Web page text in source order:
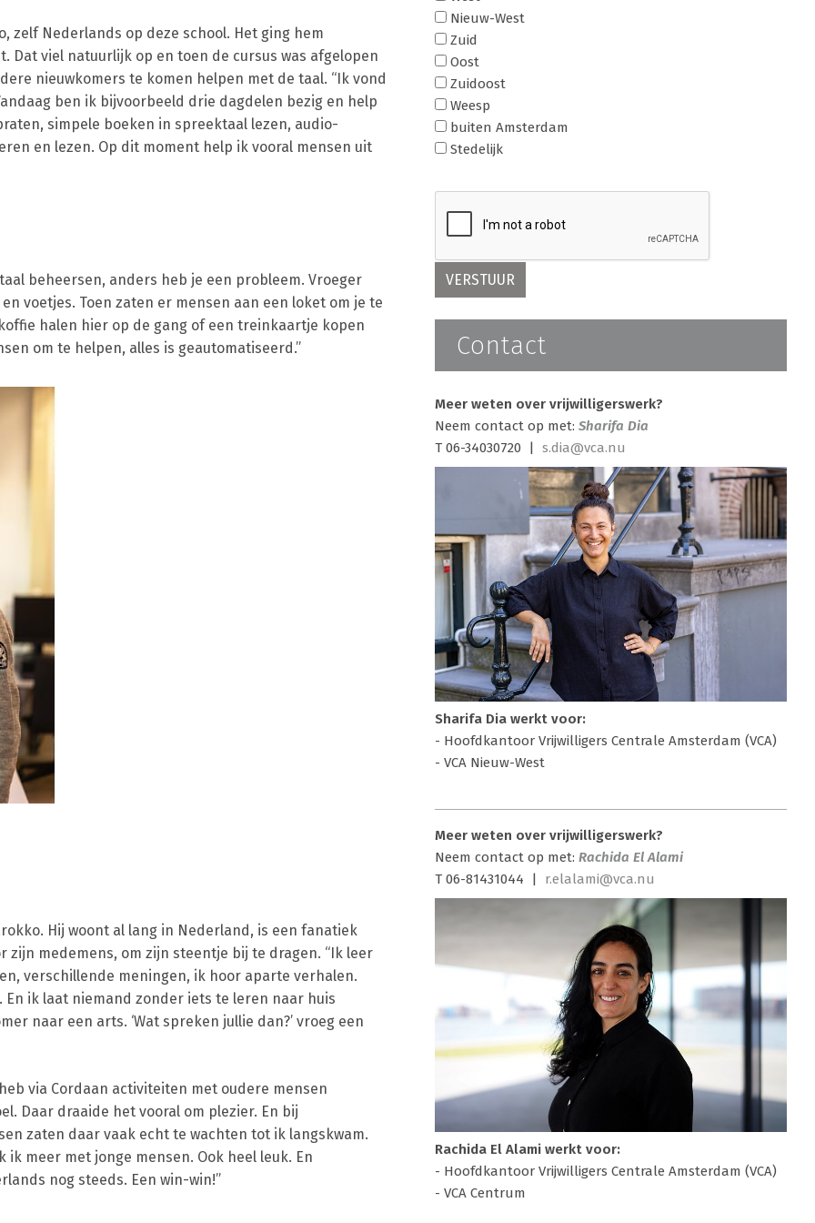
zelf Nederlands op deze school. Het ging hem
viel natuurlijk op en toen de cursus was afgelopen
nieuwkomers te komen helpen met de taal. “Ik vond
ben ik bijvoorbeeld drie dagdelen bezig en help
simpele boeken in spreektaal lezen, audio-
en lezen. Op dit moment help ik vooral mensen uit
beheersen, anders heb je een probleem. Vroeger
voetjes. Toen zaten er mensen aan een loket om je te
halen hier op de gang of een treinkaartje kopen
om te helpen, alles is geautomatiseerd.”
Hij woont al lang in Nederland, is een fanatiek
medemens, om zijn steentje bij te dragen. “Ik leer
verschillende meningen, ik hoor aparte verhalen.
ik laat niemand zonder iets te leren naar huis
naar een arts. ‘Wat spreken jullie dan?’ vroeg een
via Cordaan activiteiten met oudere mensen
Daar draaide het vooral om plezier. En bij
zaten daar vaak echt te wachten tot ik langskwam.
meer met jonge mensen. Ook heel leuk. En
nog steeds. Een win-win!”
Nieuw-West
Zuid
Oost
Zuidoost
Weesp
buiten Amsterdam
Stedelijk
Contact
Meer weten over vrijwilligerswerk?
Neem contact op met: Sharifa Dia
T 06-34030720 | s.dia@vca.nu
Sharifa Dia werkt voor:
- Hoofdkantoor Vrijwilligers Centrale Amsterdam (VCA)
- VCA Nieuw-West
Meer weten over vrijwilligerswerk?
Neem contact op met: Rachida El Alami
T 06-81431044 | r.elalami@vca.nu
Rachida El Alami werkt voor:
- Hoofdkantoor Vrijwilligers Centrale Amsterdam (VCA)
- VCA Centrum